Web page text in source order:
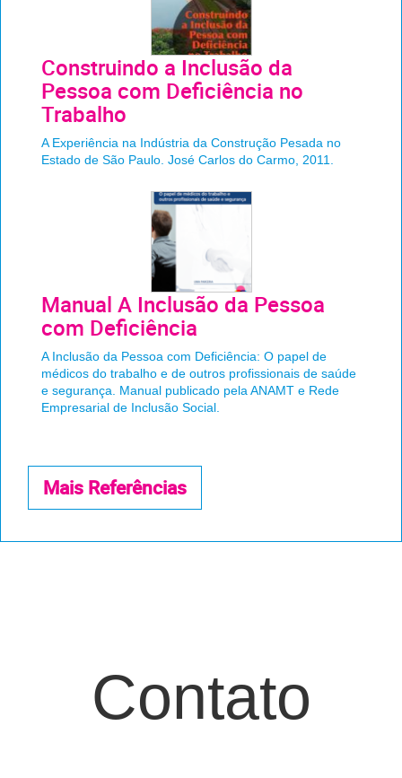
Construindo a Inclusão da
Pessoa com Deficiência no
Trabalho
A Experiência na Indústria da Construção Pesada no
Estado de São Paulo. José Carlos do Carmo, 2011.
Manual A Inclusão da Pessoa
com Deficiência
A Inclusão da Pessoa com Deficiência: O papel de
médicos do trabalho e de outros profissionais de saúde
e segurança. Manual publicado pela ANAMT e Rede
Empresarial de Inclusão Social.
Mais Referências
Contato